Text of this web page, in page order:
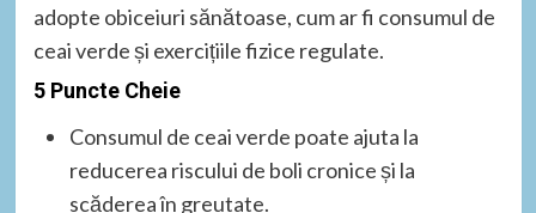
adopte obiceiuri sănătoase, cum ar fi consumul de
ceai verde și exercițiile fizice regulate.
5 Puncte Cheie
Consumul de ceai verde poate ajuta la
reducerea riscului de boli cronice și la
scăderea în greutate.